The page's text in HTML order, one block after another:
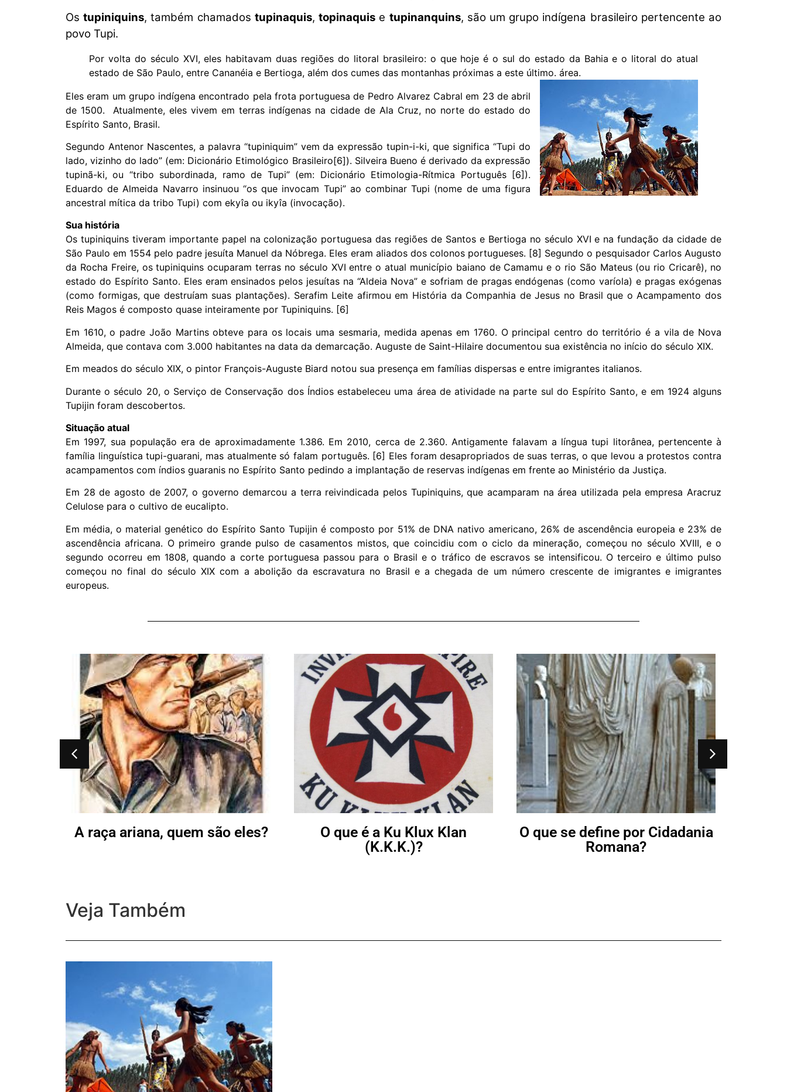
Ostupiniquins, também chamados tupinaquis,topinaquis e tupinanquins, são um grupo indígena brasileiro pertencente ao
povo Tupi.
Por volta do século XVI, eles habitavam duas regiões do litoral brasileiro: o que hoje é o sul do estado da Bahia e o litoral do atual
estado de São Paulo, entre Cananéia e Bertioga, além dos cumes das montanhas próximas a este último. área.
Eles eram um grupo indígena encontrado pela frota portuguesa de Pedro Alvarez Cabral em 23 de abril
de 1500. Atualmente, eles vivem em terras indígenas na cidade de Ala Cruz, no norte do estado do
Espírito Santo, Brasil.
Segundo Antenor Nascentes, a palavra “tupiniquim” vem da expressão tupin-i-ki, que significa “Tupi do
lado, vizinho do lado” (em: Dicionário Etimológico Brasileiro[6]). Silveira Bueno é derivado da expressão
tupinã-ki, ou “tribo subordinada, ramo de Tupi” (em: Dicionário Etimologia-Rítmica Português [6]).
Eduardo de Almeida Navarro insinuou “os que invocam Tupi” ao combinar Tupi (nome de uma figura
ancestral mítica da tribo Tupi) com ekyîa ou ikyîa (invocação).
Sua história
Os tupiniquins tiveram importante papel na colonização portuguesa das regiões de Santos e Bertioga no século XVI e na fundação da cidade de
São Paulo em 1554 pelo padre jesuíta Manuel da Nóbrega. Eles eram aliados dos colonos portugueses. [8] Segundo o pesquisador Carlos Augusto
da Rocha Freire, os tupiniquins ocuparam terras no século XVI entre o atual município baiano de Camamu e o rio São Mateus (ou rio Cricarê), no
estado do Espírito Santo. Eles eram ensinados pelos jesuítas na “Aldeia Nova” e sofriam de pragas endógenas (como varíola) e pragas exógenas
(como formigas, que destruíam suas plantações). Serafim Leite afirmou em História da Companhia de Jesus no Brasil que o Acampamento dos
Reis Magos é composto quase inteiramente por Tupiniquins. [6]
Em 1610, o padre João Martins obteve para os locais uma sesmaria, medida apenas em 1760. O principal centro do território é a vila de Nova
Almeida, que contava com 3.000 habitantes na data da demarcação. Auguste de Saint-Hilaire documentou sua existência no início do século XIX.
Em meados do século XIX, o pintor François-Auguste Biard notou sua presença em famílias dispersas e entre imigrantes italianos.
Durante o século 20, o Serviço de Conservação dos Índios estabeleceu uma área de atividade na parte sul do Espírito Santo, e em 1924 alguns
Tupijin foram descobertos.
Situação atual
Em 1997, sua população era de aproximadamente 1.386. Em 2010, cerca de 2.360. Antigamente falavam a língua tupi litorânea, pertencente à
família linguística tupi-guarani, mas atualmente só falam português. [6] Eles foram desapropriados de suas terras, o que levou a protestos contra
acampamentos com índios guaranis no Espírito Santo pedindo a implantação de reservas indígenas em frente ao Ministério da Justiça.
Em 28 de agosto de 2007, o governo demarcou a terra reivindicada pelos Tupiniquins, que acamparam na área utilizada pela empresa Aracruz
Celulose para o cultivo de eucalipto.
Em média, o material genético do Espírito Santo Tupijin é composto por 51% de DNA nativo americano, 26% de ascendência europeia e 23% de
ascendência africana. O primeiro grande pulso de casamentos mistos, que coincidiu com o ciclo da mineração, começou no século XVIII, e o
segundo ocorreu em 1808, quando a corte portuguesa passou para o Brasil e o tráfico de escravos se intensificou. O terceiro e último pulso
começou no final do século XIX com a abolição da escravatura no Brasil e a chegada de um número crescente de imigrantes e imigrantes
europeus.
A raça ariana, quem são eles?
O que é a Ku Klux Klan
(K.K.K.)?
O que se define por Cidadania
Romana?
Veja Também